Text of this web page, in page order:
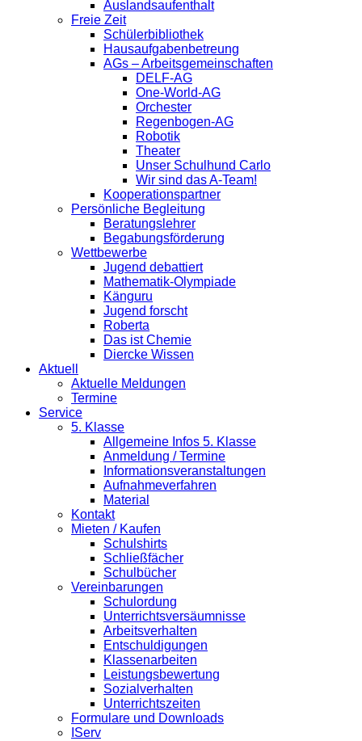
Auslandsaufenthalt
Freie Zeit
Schülerbibliothek
Hausaufgabenbetreung
AGs – Arbeitsgemeinschaften
DELF-AG
One-World-AG
Orchester
Regenbogen-AG
Robotik
Theater
Unser Schulhund Carlo
Wir sind das A-Team!
Kooperationspartner
Persönliche Begleitung
Beratungslehrer
Begabungsförderung
Wettbewerbe
Jugend debattiert
Mathematik-Olympiade
Känguru
Jugend forscht
Roberta
Das ist Chemie
Diercke Wissen
Aktuell
Aktuelle Meldungen
Termine
Service
5. Klasse
Allgemeine Infos 5. Klasse
Anmeldung / Termine
Informationsveranstaltungen
Aufnahmeverfahren
Material
Kontakt
Mieten / Kaufen
Schulshirts
Schließfächer
Schulbücher
Vereinbarungen
Schulordung
Unterrichtsversäumnisse
Arbeitsverhalten
Entschuldigungen
Klassenarbeiten
Leistungsbewertung
Sozialverhalten
Unterrichtszeiten
Formulare und Downloads
IServ